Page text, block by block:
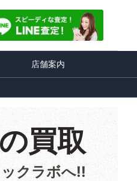
店舗案内
買取
クラボへ!!